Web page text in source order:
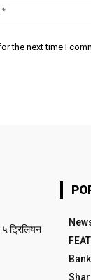
the next time I
ट्रिलियन